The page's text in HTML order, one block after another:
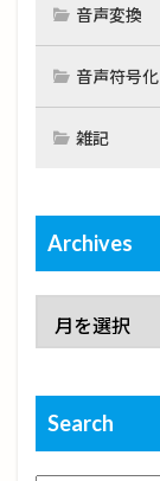
音声変換
音声符号化
雑記
Archives
Search